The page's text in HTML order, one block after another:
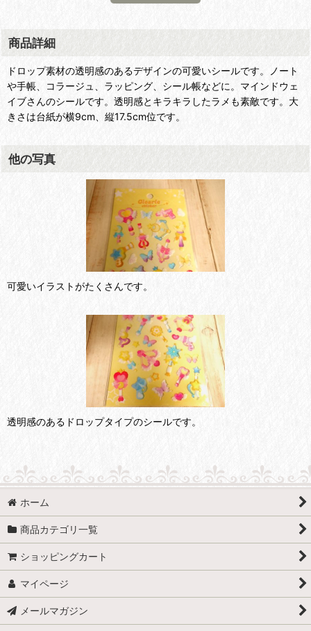
商品詳細
ドロップ素材の透明感のあるデザインの可愛いシールです。ノート
や手帳、コラージュ、ラッピング、シール帳などに。マインドウェ
イブさんのシールです。透明感とキラキラしたラメも素敵です。大
きさは台紙が横9cm、縦17.5cm位です。
他の写真
可愛いイラストがたくさんです。
透明感のあるドロップタイプのシールです。
ホーム
商品カテゴリ一覧
ショッピングカート
マイページ
メールマガジン